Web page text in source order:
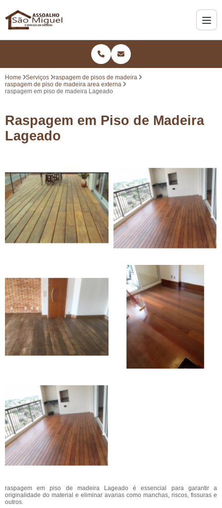
Home Serviços
raspagem de pisos de madeira
raspagem de piso de madeira area externa
raspagem em piso de madeira Lageado
Raspagem em Piso de Madeira
Lageado
raspagem em piso de madeira Lageado é essencial para garantir a
originalidade do material e eliminar avarias como manchas, riscos, fissuras e
outros.